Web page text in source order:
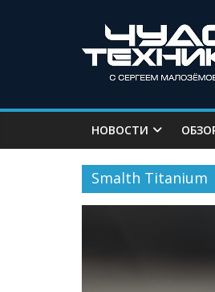
НОВОСТИ
Smalth Titanium